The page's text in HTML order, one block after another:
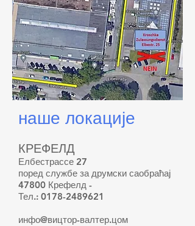
наше локације
КРЕФЕЛД
Елбестрассе 27
поред службе за друмски саобраћај
47800 Крефелд -
Тел.: 0178-2489621
инфо@вицтор-валтер.цом